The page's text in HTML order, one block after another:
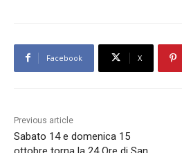
Facebook X
Previous article
Sabato 14 e domenica 15